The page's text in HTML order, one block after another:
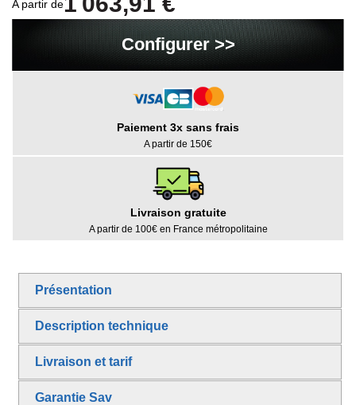
A partir de
Configurer >>
Paiement 3x sans frais
A partir de 150€
Livraison gratuite
A partir de 100€ en France métropolitaine
Présentation
Description technique
Livraison et tarif
Garantie Sav